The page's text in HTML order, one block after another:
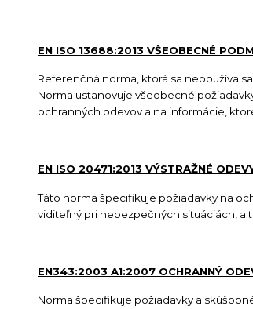
EN ISO 13688:2013 VŠEOBECNÉ
Referenčná norma, ktorá sa nepoužíva
Norma ustanovuje všeobecné
ochranných odevov a na informácie,
EN ISO 20471:2013 VÝSTRAŽNÉ
Táto norma špecifikuje požiadavky na
viditeľný pri nebezpečných situáciách, a
EN343:2003 A1:2007 OCHRANNÝ
Norma špecifikuje požiadavky a